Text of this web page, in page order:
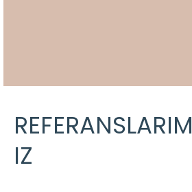
REFERANSLARIM
IZ